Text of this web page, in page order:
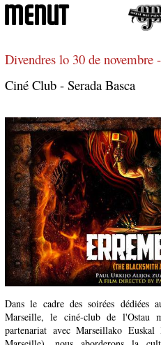
MENUT
Divendres lo 30 de novembre
Ciné Club - Serada Basca
Dans le cadre des soirées dédiées
Marseille, le ciné-club de l'Ostau
partenariat avec Marseillako